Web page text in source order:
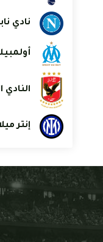
نادي
النادي
إنتر